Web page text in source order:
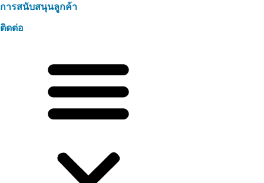
การสนับสนุนลูกค้า
ติดต่อ